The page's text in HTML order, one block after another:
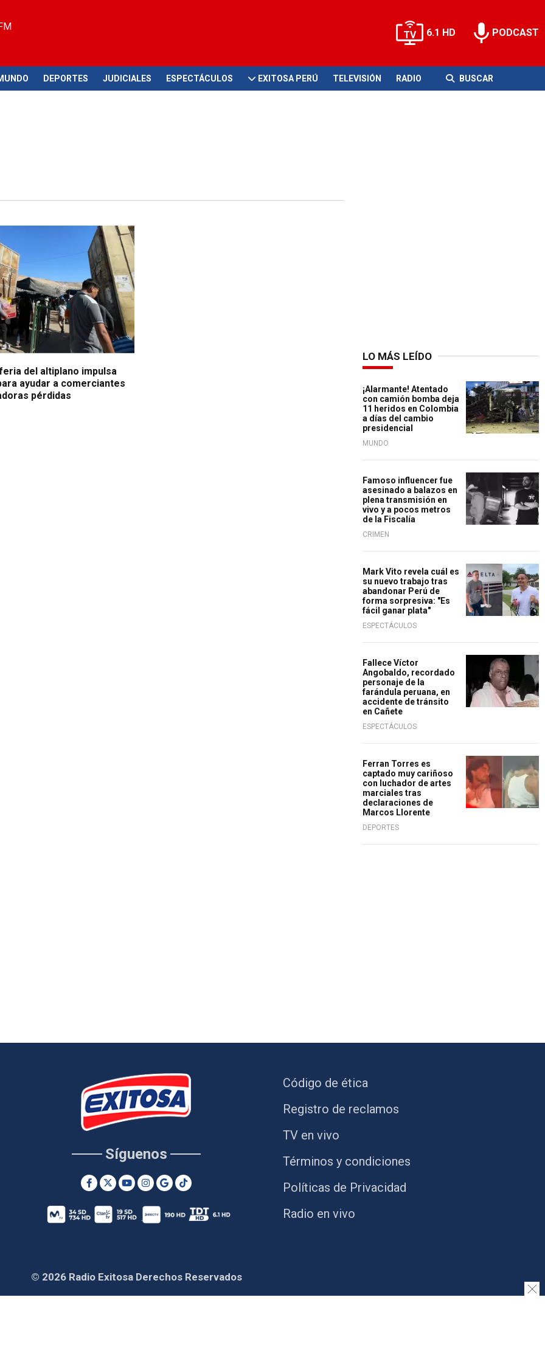
6.1 HD PODCAST
DEPORTES JUDICIALES ESPECTÁCULOS EXITOSA PERÚ TELEVISIÓN RADIO BUSCAR
del altiplano impulsa
ayudar a comerciantes
pérdidas
LO MÁS LEÍDO
¡Alarmante! Atentado
con camión bomba deja
11 heridos en Colombia
a días del cambio
presidencial
MUNDO
Famoso influencer fue
asesinado a balazos en
plena transmisión en
vivo y a pocos metros
de la Fiscalía
CRIMEN
Mark Vito revela cuál es
su nuevo trabajo tras
abandonar Perú de
forma sorpresiva: "Es
fácil ganar plata"
ESPECTÁCULOS
Fallece Víctor
Angobaldo, recordado
personaje de la
farándula peruana, en
accidente de tránsito
en Cañete
ESPECTÁCULOS
Ferran Torres es
captado muy cariñoso
con luchador de artes
marciales tras
declaraciones de
Marcos Llorente
DEPORTES
Síguenos
Código de ética
Registro de reclamos
TV en vivo
Términos y condiciones
Políticas de Privacidad
Radio en vivo
© 2026 Radio Exitosa Derechos Reservados